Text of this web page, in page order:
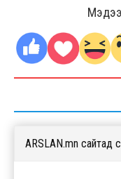
ARSLAN.mn сайтад